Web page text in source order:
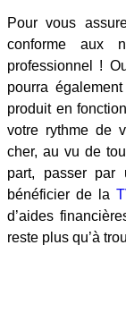
Pour vous
conforme aux
professionnel !
pourra
produit en
votre rythme de
cher, au vu de
part, passer par
bénéficier de la
d’aides
reste plus qu’à